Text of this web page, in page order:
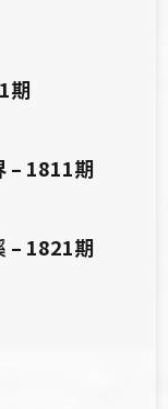
期
– 1811期
– 1821期